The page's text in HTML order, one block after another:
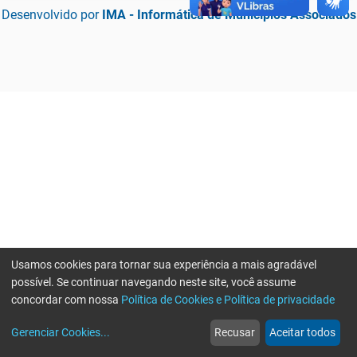
Desenvolvido por IMA - Informática de Municípios Associados
web
Notícias
more_horiz
Mais
Usamos cookies para tornar sua experiência a mais agradável
possível. Se continuar navegando neste site, você assume
concordar com nossa Política de Cookies e Política de privacidade
Gerenciar Cookies... Recusar Aceitar todos
Erro ao enviar informações, por favor tente novamente